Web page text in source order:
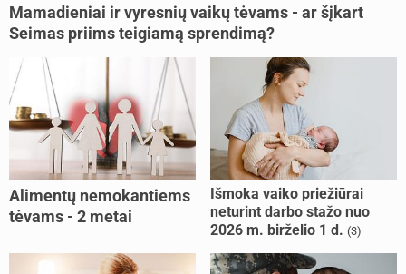
Mamadieniai ir vyresnių vaikų tėvams - ar šįkart
Seimas priims teigiamą sprendimą?
Alimentų nemokantiems
tėvams - 2 metai
Išmoka vaiko priežiūrai
neturint darbo stažo nuo
2026 m. birželio 1 d. (3)